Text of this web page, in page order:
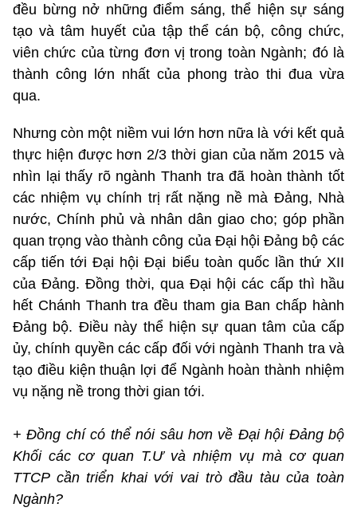
đều bừng nở những điểm sáng, thể hiện sự sáng
tạo và tâm huyết của tập thể cán bộ, công chức,
viên chức của từng đơn vị trong toàn Ngành; đó là
thành công lớn nhất của phong trào thi đua vừa
qua.
Nhưng còn một niềm vui lớn hơn nữa là với kết quả
thực hiện được hơn 2/3 thời gian của năm 2015 và
nhìn lại thấy rõ ngành Thanh tra đã hoàn thành tốt
các nhiệm vụ chính trị rất nặng nề mà Đảng, Nhà
nước, Chính phủ và nhân dân giao cho; góp phần
quan trọng vào thành công của Đại hội Đảng bộ các
cấp tiến tới Đại hội Đại biểu toàn quốc lần thứ XII
của Đảng. Đồng thời, qua Đại hội các cấp thì hầu
hết Chánh Thanh tra đều tham gia Ban chấp hành
Đảng bộ. Điều này thể hiện sự quan tâm của cấp
ủy, chính quyền các cấp đối với ngành Thanh tra và
tạo điều kiện thuận lợi để Ngành hoàn thành nhiệm
vụ nặng nề trong thời gian tới.
+ Đồng chí có thể nói sâu hơn về Đại hội Đảng bộ
Khối các cơ quan T.Ư và nhiệm vụ mà cơ quan
TTCP cần triển khai với vai trò đầu tàu của toàn
Ngành?